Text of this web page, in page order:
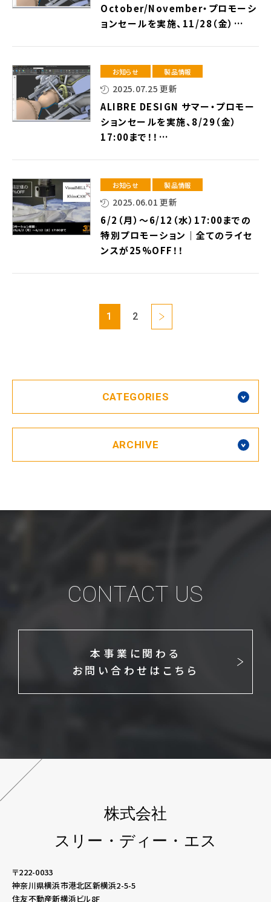
October/November・プロモーシ
ョンセールを実施、11/28（金）
Design」が16.5万円、通常定価の
25%OFF！！⇒終了しました
お知らせ 製品情報
2025.07.25 更新
ALIBRE DESIGN サマー・プロモー
ションセールを実施、8/29（金）
17:00まで！！
25%OFF！！⇒終了しました
お知らせ 製品情報
2025.06.01 更新
6/2（月）～6/12（水）17:00までの
特別プロモーション｜全てのライセ
ンスが25%OFF！！
1 2
CATEGORIES
ARCHIVE
CONTACT US
本事業に関わる
お問い合わせはこちら
株式会社
スリー・ディー・エス
〒222-0033
神奈川県横浜市港北区新横浜2-5-5
住友不動産新横浜ビル8F